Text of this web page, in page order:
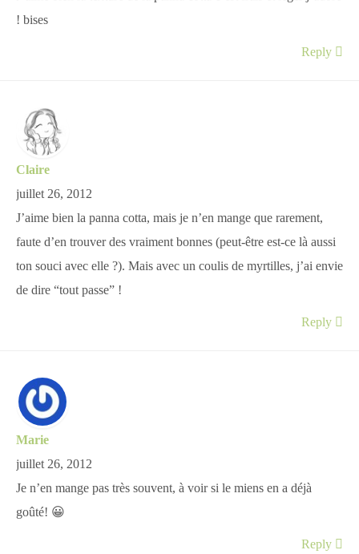
! bises
Reply
Claire
juillet 26, 2012
J’aime bien la panna cotta, mais je n’en mange que rarement,
faute d’en trouver des vraiment bonnes (peut-être est-ce là aussi
ton souci avec elle ?). Mais avec un coulis de myrtilles, j’ai envie
de dire “tout passe” !
Reply
Marie
juillet 26, 2012
Je n’en mange pas très souvent, à voir si le miens en a déjà
goûté! 😀
Reply